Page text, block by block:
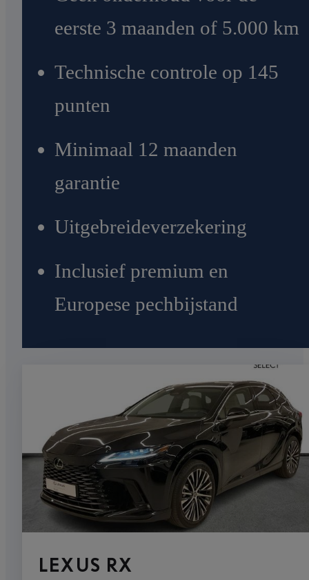
eerste 3 maanden of 5.000 km
Technische controle op 145
punten
Minimaal 12 maanden
garantie
Uitgebreideverzekering
Inclusief premium en
Europese pechbijstand
LEXUS RX